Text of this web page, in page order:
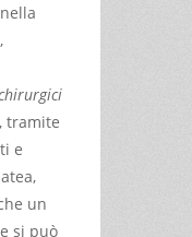
tramite
e
un
si può